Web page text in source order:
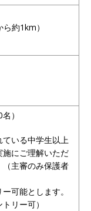
約1km）
）
いる中学生以上
にご理解いただ
主審のみ保護者
可能とします。
リー可）